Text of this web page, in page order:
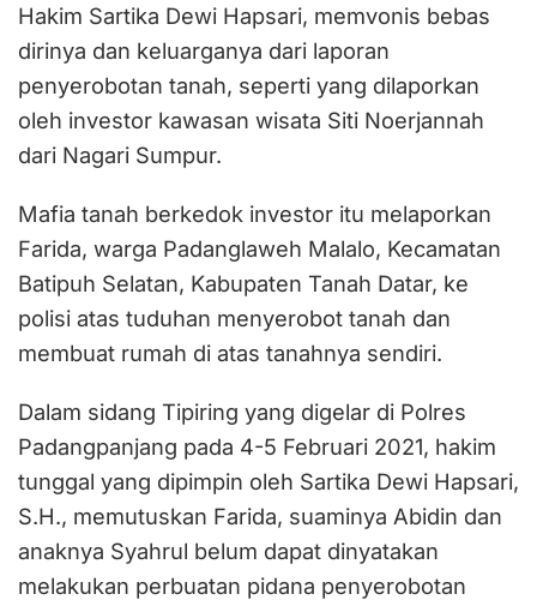
Hakim Sartika Dewi Hapsari, memvonis bebas
dirinya dan keluarganya dari laporan
penyerobotan tanah, seperti yang dilaporkan
oleh investor kawasan wisata Siti Noerjannah
dari Nagari Sumpur.
Mafia tanah berkedok investor itu melaporkan
Farida, warga Padanglaweh Malalo, Kecamatan
Batipuh Selatan, Kabupaten Tanah Datar, ke
polisi atas tuduhan menyerobot tanah dan
membuat rumah di atas tanahnya sendiri.
Dalam sidang Tipiring yang digelar di Polres
Padangpanjang pada 4-5 Februari 2021, hakim
tunggal yang dipimpin oleh Sartika Dewi Hapsari,
S.H., memutuskan Farida, suaminya Abidin dan
anaknya Syahrul belum dapat dinyatakan
melakukan perbuatan pidana penyerobotan